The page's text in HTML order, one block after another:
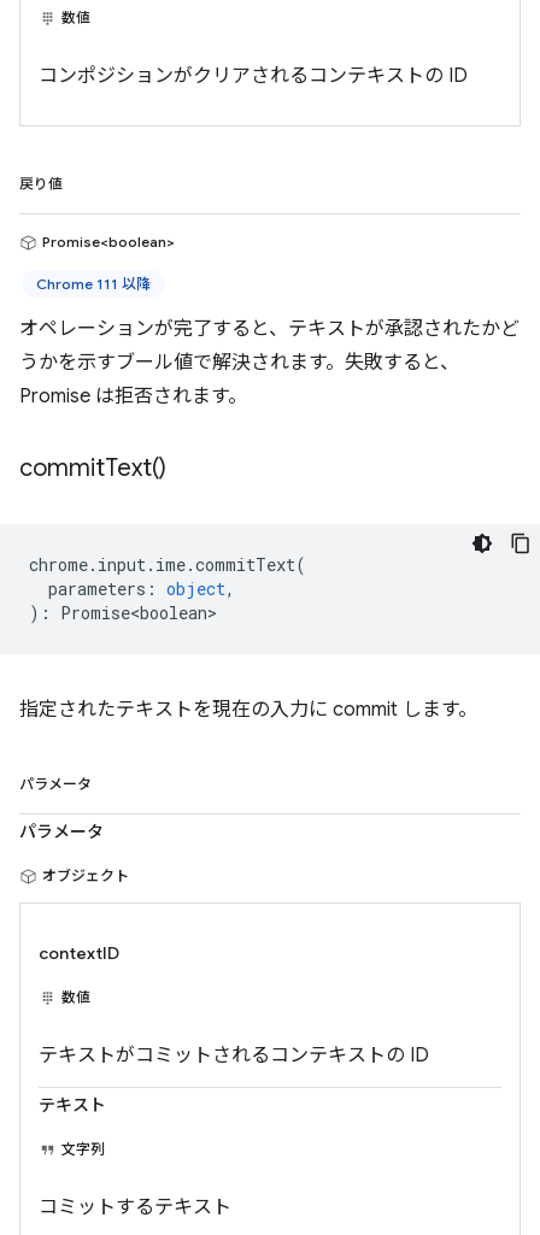
数値
コンポジションがクリアされるコンテキストの ID
戻り値
Promise<boolean>
Chrome 111 以降
オペレーションが完了すると、テキストが承認されたかど
うかを示すブール値で解決されます。失敗すると、
Promise は拒否されます。
commitText()
chrome. input. ime.commitText(
parameters : object,
) : Promise<boolean>
指定されたテキストを現在の入力に commit します。
パラメータ
パラメータ
オブジェクト
contextID
数値
テキストがコミットされるコンテキストの ID
テキスト
文字列
コミットするテキスト